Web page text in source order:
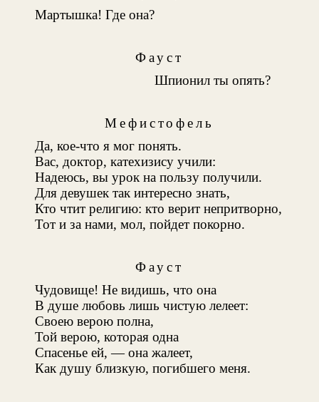
Мартышка! Где она?
Фауст
Шпионил ты опять?
Мефистофель
Да, кое-что я мог понять.
Вас, доктор, катехизису учили:
Надеюсь, вы урок на пользу получили.
Для девушек так интересно знать,
Кто чтит религию: кто верит непритворно,
Тот и за нами, мол, пойдет покорно.
Фауст
Чудовище! Не видишь, что она
В душе любовь лишь чистую лелеет:
Своею верою полна,
Той верою, которая одна
Спасенье ей, — она жалеет,
Как душу близкую, погибшего меня.